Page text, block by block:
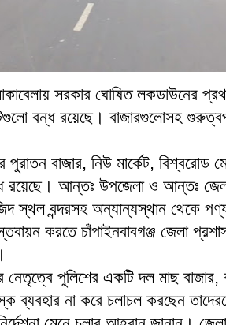
সরকার ঘোষিত লকডাউনের
বন্ধ রয়েছে। বাজারগুলোসহ
পুরাতন বাজার, নিউ মার্কেট, বিশ্বরোড
রয়েছে। আন্তঃ উপজেলা ও আন্তঃ জেলা
স্থল বন্দরসহ অন্যান্যস্থান থেকে
করতে চাঁপাইনবাবগঞ্জ জেলা
নেতৃত্বে পুলিশের একটি দল মাছ বাজার,
ব্যবহার না করে চলাচল করছেন